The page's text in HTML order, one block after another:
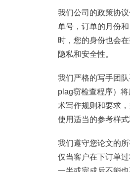
我们公司的政策协
单号，订单的月份
时，您的身份也会
隐私和安全性。
我们严格的写手团
plag窃检查程序）
术写作规则和要求
使用适当的参考样
我们遵守您论文的
仅当客户在下订单